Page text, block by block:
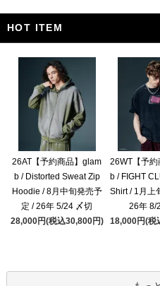
HOT ITEM
26AT【予約商品】glam
b / Distorted Sweat Zip
Hoodie / 8月中旬発売予
定 / 26年 5/24 〆切
28,000円(税込30,800円)
26WT【予
b / FIGHT
Shirt / 1月上
26年 8/
18,000円(税